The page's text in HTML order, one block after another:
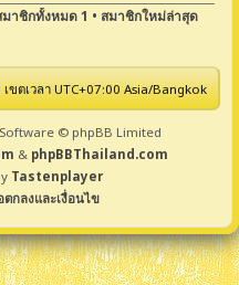
มาชิกทั้งหมด1 • สมาชิกใหม่ล่าสุด
เขตเวลา UTC+07:00 Asia/Bangkok
© phpBB Limited
& phpBBThailand.com
Tastenplayer
ตกลงและเงื่อนไข